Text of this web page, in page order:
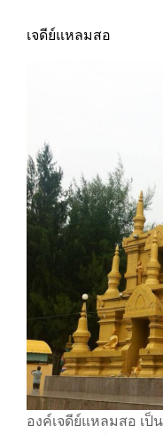
เจดีย์แหลมสอ
องค์เจดีย์แหลมสอ เ